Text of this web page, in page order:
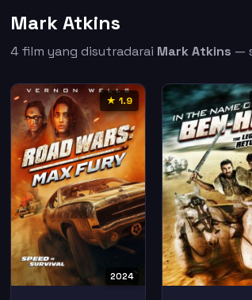
Mark Atkins
4 film yang disutradarai Mark Atkins —
★ 1.9
2024